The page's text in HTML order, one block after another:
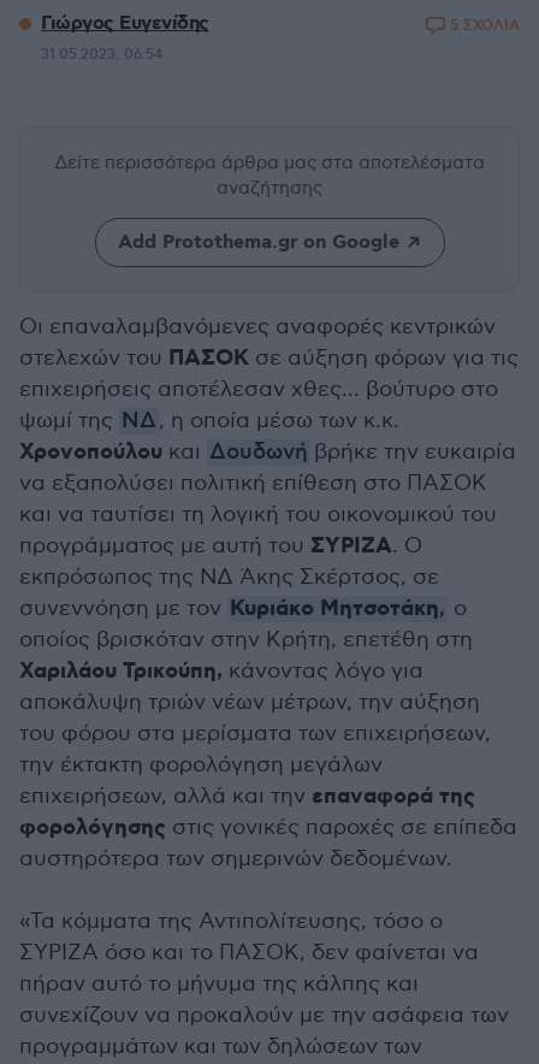
Γιώργος Ευγενίδης
31.05.2023, 06:54
5 ΣΧΟΛΙΑ
Δείτε περισσότερα άρθρα μας στα αποτελέσματα
αναζήτησης
Add Protothema.gr on Google
Οι επαναλαμβανόμενες αναφορές κεντρικών
στελεχών του ΠΑΣΟΚ σε αύξηση φόρων για τις
επιχειρήσεις αποτέλεσαν χθες... βούτυρο στο
ψωμί της ΝΔ, η οποία μέσω των κ.κ.
Χρονοπούλου και Δουδωνή βρήκε την ευκαιρία
να εξαπολύσει πολιτική επίθεση στο ΠΑΣΟΚ
και να ταυτίσει τη λογική του οικονομικού του
προγράμματος με αυτή του ΣΥΡΙΖΑ. Ο
εκπρόσωπος της ΝΔ Άκης Σκέρτσος, σε
συνεννόηση με τον Κυριάκο Μητσοτάκη, ο
οποίος βρισκόταν στην Κρήτη, επετέθη στη
Χαριλάου Τρικούπη, κάνοντας λόγο για
αποκάλυψη τριών νέων μέτρων, την αύξηση
του φόρου στα μερίσματα των επιχειρήσεων,
την έκτακτη φορολόγηση μεγάλων
επιχειρήσεων, αλλά και την επαναφορά της
φορολόγησης στις γονικές παροχές σε επίπεδα
αυστηρότερα των σημερινών δεδομένων.
«Τα κόμματα της Αντιπολίτευσης, τόσο ο
ΣΥΡΙΖΑ όσο και το ΠΑΣΟΚ, δεν φαίνεται να
πήραν αυτό το μήνυμα της κάλπης και
συνεχίζουν να προκαλούν με την ασάφεια των
προγραμμάτων και των δηλώσεων των